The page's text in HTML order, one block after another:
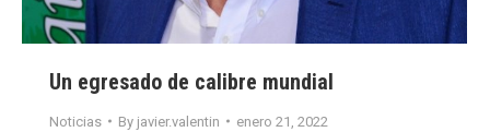
Un egresado de calibre mundial
Noticias By javier.valentin enero 21, 2022